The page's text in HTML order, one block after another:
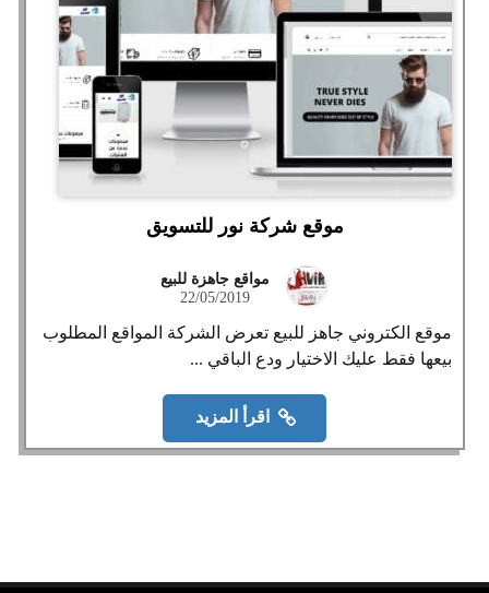
موقع شركة نور للتسويق
مواقع جاهزة للبيع
22/05/2019
موقع الكتروني جاهز للبيع تعرض الشركة المواقع المطلوب
بيعها فقط عليك الاختيار ودع الباقي ...
اقرأ المزيد